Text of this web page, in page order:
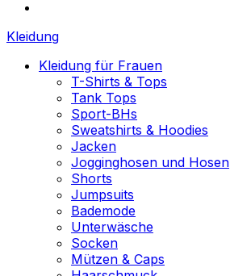
Kleidung
Kleidung für Frauen
T-Shirts & Tops
Tank Tops
Sport-BHs
Sweatshirts & Hoodies
Jacken
Jogginghosen und Hosen
Shorts
Jumpsuits
Bademode
Unterwäsche
Socken
Mützen & Caps